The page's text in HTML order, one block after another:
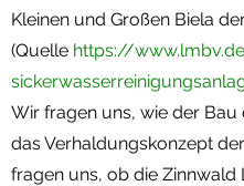
Kleinen und Großen Biela
(Quelle https://
Wir fragen uns, wie der
das Verhaldungskonzept
fragen uns, ob die Zinnwald